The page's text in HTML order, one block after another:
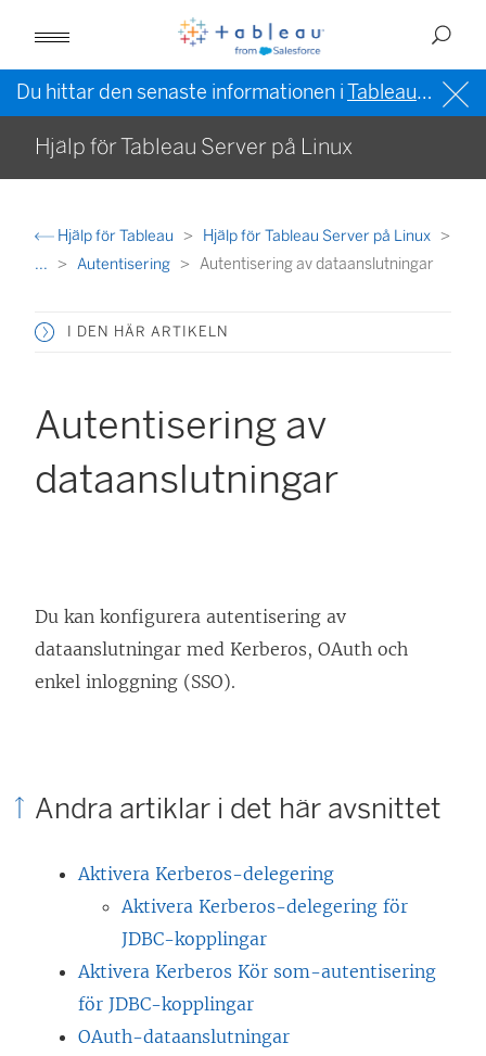
Du hittar den senaste informationen iTableau-hjälpen på engelska (USA)
Hjälp för Tableau Server på Linux
Hjälp för Tableau
Hjälp för Tableau Server på Linux
...
Autentisering Autentisering av dataanslutningar
I DEN HÄR ARTIKELN
Autentisering av
dataanslutningar
Du kan konfigurera autentisering av
dataanslutningar med Kerberos, OAuth och
enkel inloggning (SSO).
Andra artiklar i det här avsnittet
Aktivera Kerberos-delegering
Aktivera Kerberos-delegering för
JDBC-kopplingar
Aktivera Kerberos Kör som-autentisering
för JDBC-kopplingar
OAuth-dataanslutningar